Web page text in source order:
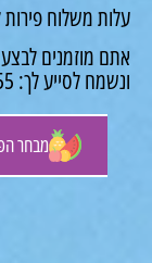
מבחר הפירות
פירות ליבנאל: 90
מוזמנים לבצע
לך: 03-6565-055